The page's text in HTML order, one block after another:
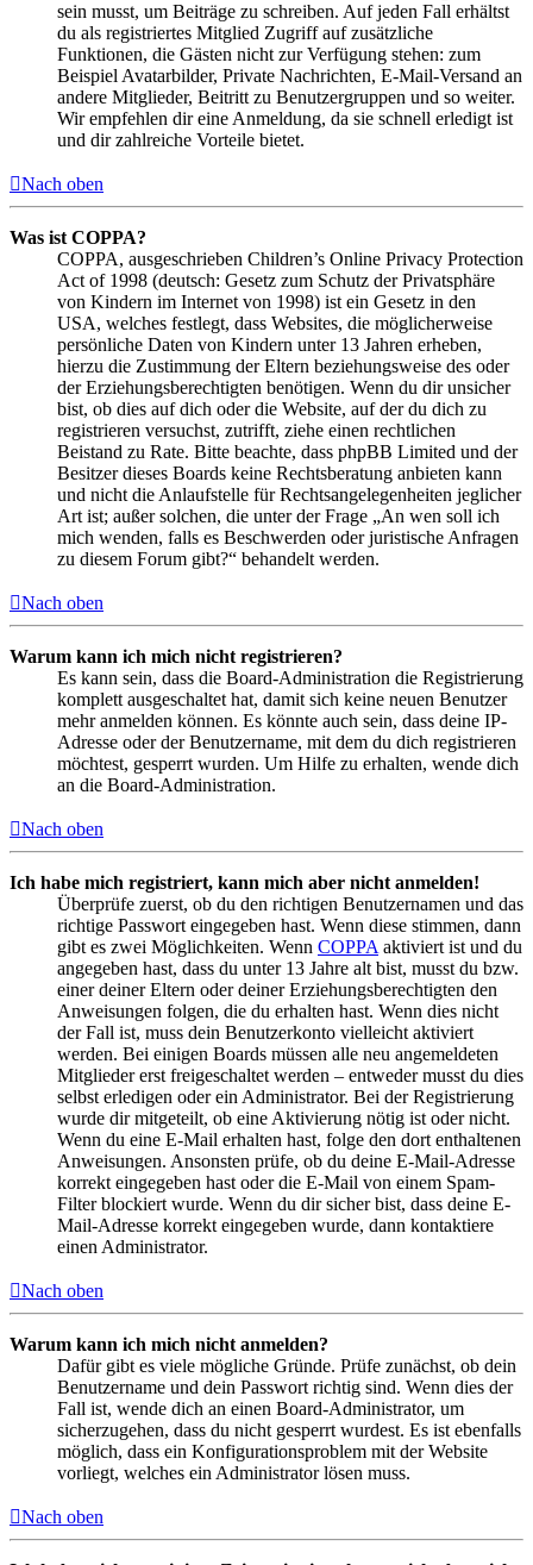
sein musst, um Beiträge zu schreiben. Auf jeden Fall erhältst
du als registriertes Mitglied Zugriff auf zusätzliche
Funktionen, die Gästen nicht zur Verfügung stehen: zum
Beispiel Avatarbilder, Private Nachrichten, E-Mail-Versand an
andere Mitglieder, Beitritt zu Benutzergruppen und so weiter.
Wir empfehlen dir eine Anmeldung, da sie schnell erledigt ist
und dir zahlreiche Vorteile bietet.
Nach oben
Was ist COPPA?
COPPA, ausgeschrieben Children’s Online Privacy Protection
Act of 1998 (deutsch: Gesetz zum Schutz der Privatsphäre
von Kindern im Internet von 1998) ist ein Gesetz in den
USA, welches festlegt, dass Websites, die möglicherweise
persönliche Daten von Kindern unter 13 Jahren erheben,
hierzu die Zustimmung der Eltern beziehungsweise des oder
der Erziehungsberechtigten benötigen. Wenn du dir unsicher
bist, ob dies auf dich oder die Website, auf der du dich zu
registrieren versuchst, zutrifft, ziehe einen rechtlichen
Beistand zu Rate. Bitte beachte, dass phpBB Limited und der
Besitzer dieses Boards keine Rechtsberatung anbieten kann
und nicht die Anlaufstelle für Rechtsangelegenheiten jeglicher
Art ist; außer solchen, die unter der Frage „An wen soll ich
mich wenden, falls es Beschwerden oder juristische Anfragen
zu diesem Forum gibt?“ behandelt werden.
Nach oben
Warum kann ich mich nicht registrieren?
Es kann sein, dass die Board-Administration die Registrierung
komplett ausgeschaltet hat, damit sich keine neuen Benutzer
mehr anmelden können. Es könnte auch sein, dass deine IP-
Adresse oder der Benutzername, mit dem du dich registrieren
möchtest, gesperrt wurden. Um Hilfe zu erhalten, wende dich
an die Board-Administration.
Nach oben
Ich habe mich registriert, kann mich aber nicht anmelden!
Überprüfe zuerst, ob du den richtigen Benutzernamen und das
richtige Passwort eingegeben hast. Wenn diese stimmen, dann
gibt es zwei Möglichkeiten. Wenn COPPA aktiviert ist und du
angegeben hast, dass du unter 13 Jahre alt bist, musst du bzw.
einer deiner Eltern oder deiner Erziehungsberechtigten den
Anweisungen folgen, die du erhalten hast. Wenn dies nicht
der Fall ist, muss dein Benutzerkonto vielleicht aktiviert
werden. Bei einigen Boards müssen alle neu angemeldeten
Mitglieder erst freigeschaltet werden – entweder musst du dies
selbst erledigen oder ein Administrator. Bei der Registrierung
wurde dir mitgeteilt, ob eine Aktivierung nötig ist oder nicht.
Wenn du eine E-Mail erhalten hast, folge den dort enthaltenen
Anweisungen. Ansonsten prüfe, ob du deine E-Mail-Adresse
korrekt eingegeben hast oder die E-Mail von einem Spam-
Filter blockiert wurde. Wenn du dir sicher bist, dass deine E-
Mail-Adresse korrekt eingegeben wurde, dann kontaktiere
einen Administrator.
Nach oben
Warum kann ich mich nicht anmelden?
Dafür gibt es viele mögliche Gründe. Prüfe zunächst, ob dein
Benutzername und dein Passwort richtig sind. Wenn dies der
Fall ist, wende dich an einen Board-Administrator, um
sicherzugehen, dass du nicht gesperrt wurdest. Es ist ebenfalls
möglich, dass ein Konfigurationsproblem mit der Website
vorliegt, welches ein Administrator lösen muss.
Nach oben